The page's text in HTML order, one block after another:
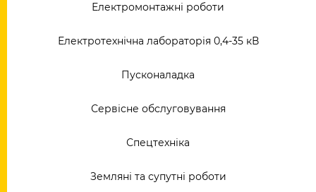
Електромонтажні роботи
Електротехнічна лабораторія 0,4-35 кВ
Пусконаладка
Сервісне обслуговування
Спецтехніка
Земляні та супутні роботи